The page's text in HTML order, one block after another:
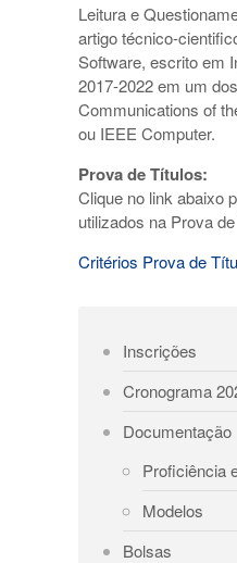
Leitura e
artigo técnico-
Software, escrito em
2017-2022 em um
Communications of
ou IEEE Computer.
Prova de Títulos:
Clique no link abaixo
utilizados na Prova
Critérios Prova de
Inscrições
Cronograma
Documentação
Proficiência
Modelos
Bolsas